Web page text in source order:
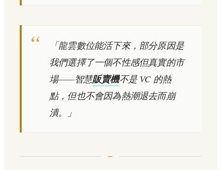
「龍雲數位能活下來，部分原因是
我們選擇了一個不性感但真實的市
場——智慧販賣機不是 VC 的熱
點，但也不會因為熱潮退去而崩
潰。」